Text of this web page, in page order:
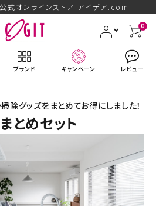
公式オンラインストア アイデア.com
0
ブランド キャンペーン レビュー
会員登録
除グッズをまとめてお得にしました！
とめセット